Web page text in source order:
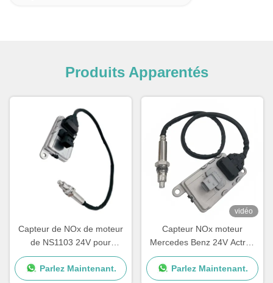
Produits Apparentés
Capteur de NOx de moteur
de NS1103 24V pour
Mercedes Benz Truck
5WK97329A
Parlez Maintenant.
vidéo
Capteur NOx moteur
Mercedes Benz 24V Actros
5WK97331A A0101531628
Parlez Maintenant.